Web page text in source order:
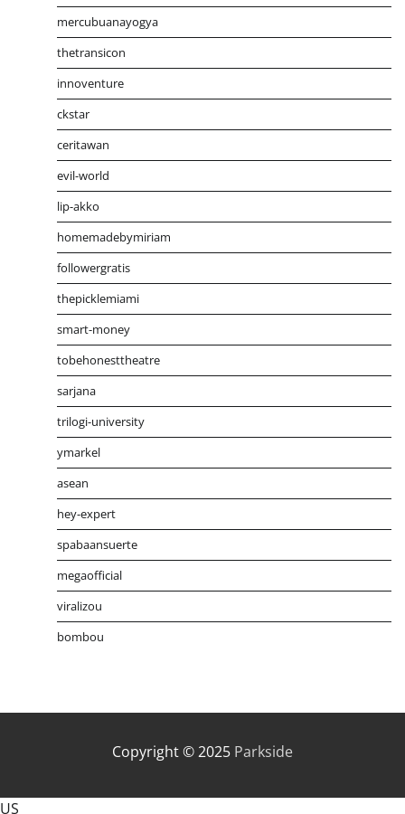
mercubuanayogya
thetransicon
innoventure
ckstar
ceritawan
evil-world
lip-akko
homemadebymiriam
followergratis
thepicklemiami
smart-money
tobehonesttheatre
sarjana
trilogi-university
ymarkel
asean
hey-expert
spabaansuerte
megaofficial
viralizou
bombou
Copyright © 2025 Parkside
US